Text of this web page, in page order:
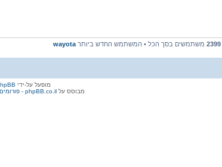
2399 משתמשים בסך הכל • המשתמש החדש ביותר wayota
מופעל על-ידי
מבוסס עלphpBB.co.il - פורומים בעברית